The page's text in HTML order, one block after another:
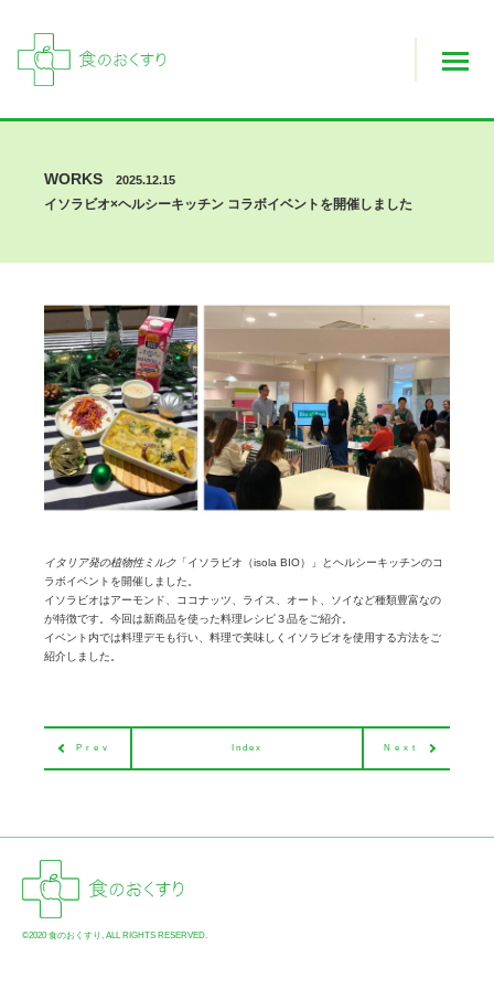
WORKS 2025.12.15
イソラビオ×ヘルシーキッチン コラボイベントを開催しました
イタリア発の植物性ミルク 「イソラビオ（isola BIO）」とヘルシーキッチンのコ
ラボイベントを開催しました。
イソラビオはアーモンド、ココナッツ、ライス、オート、ソイなど種類豊富なの
が特徴です。今回は新商品を使った料理レシピ３品をご紹介。
イベント内では料理デモも行い、料理で美味しくイソラビオを使用する方法をご
紹介しました。
Prev Index Next
©2020 食のおくすり, ALL RIGHTS RESERVED.